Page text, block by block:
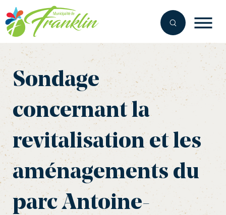
Aller
au
contenu
Sondage
concernant la
revitalisation et les
aménagements du
parc Antoine-